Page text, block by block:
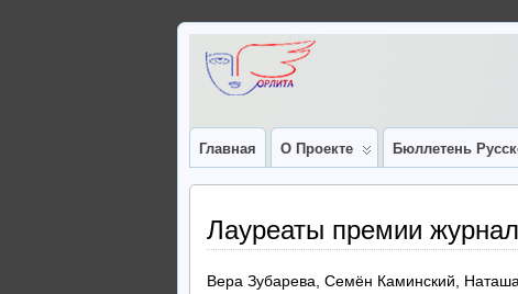
Главная О Проекте Бюллетень
Лауреаты премии
Вера Зубарева, Семён Каминский,